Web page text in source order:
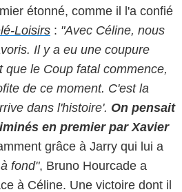
étonné, comme il l'a confié
Loisirs : "Avec Céline, nous
Il y a eu une coupure
que le Coup fatal commence,
de ce moment. C'est la
dans l'histoire'. On pensait
en premier par Xavier
grâce à Jarry qui lui a
fond", Bruno Hourcade a
à Céline. Une victoire dont il